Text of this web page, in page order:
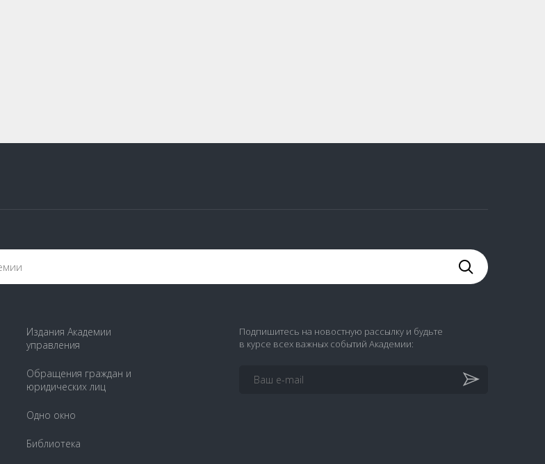
Издания Академии
управления
Обращения граждан и
юридических лиц
Одно окно
Библиотека
Подпишитесь на новостную рассылку и будьте
в курсе всех важных событий Академии: